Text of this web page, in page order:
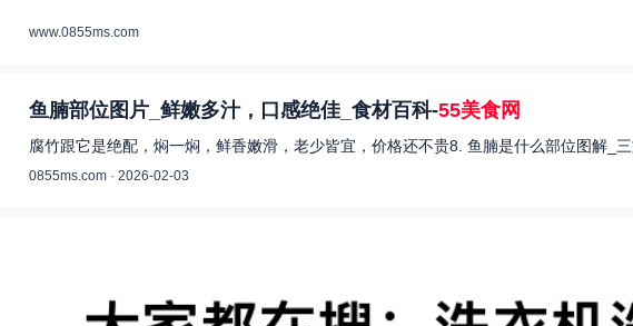
www.0855ms.com
鱼腩部位图片_鲜嫩多汁，口感绝佳_食材百科-55美食网
腐竹跟它是绝配，焖一焖，鲜香嫩滑，老少皆宜，价格还不贵8. 鱼腩是什么部位图解_
0855ms.com · 2026-02-03